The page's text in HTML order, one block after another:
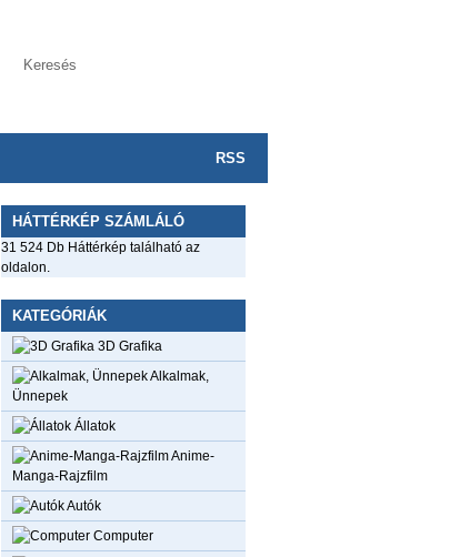
RSS
HÁTTÉRKÉP SZÁMLÁLÓ
31 524 Db Háttérkép található az
oldalon.
KATEGÓRIÁK
3D Grafika
Alkalmak,
Ünnepek
Állatok
Anime-
Manga-Rajzfilm
Autók
Computer